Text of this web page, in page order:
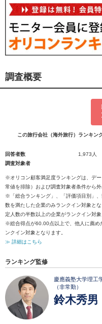
調査概要
この旅行会社（海外旅行）ランキン
回答者数
1,973人
調査対象者
※オリコン顧客満足度ランキングは、デ
常値を排除）および調査対象者条件から
※「総合ランキング」、「評価項目別」
数を満たした企業のみランクイン対象と
定人数の半数以上の企業がランクイン対象
※総合得点が60.00点以上で、他人に薦め
ンクイン対象となります。
≫ 詳細はこちら
ランキング監修
慶應義塾大学理工
（非常勤）
鈴木秀男